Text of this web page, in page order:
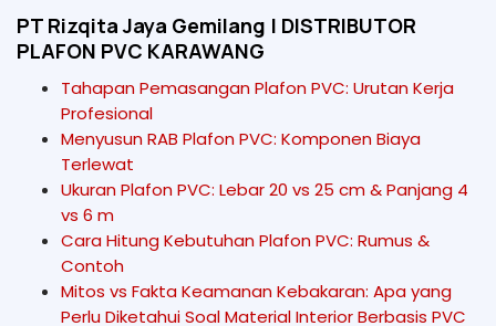
PT Rizqita Jaya Gemilang | DISTRIBUTOR
PLAFON PVC KARAWANG
Tahapan Pemasangan Plafon PVC: Urutan Kerja
Profesional
Menyusun RAB Plafon PVC: Komponen Biaya
Terlewat
Ukuran Plafon PVC: Lebar 20 vs 25 cm & Panjang 4
vs 6 m
Cara Hitung Kebutuhan Plafon PVC: Rumus &
Contoh
Mitos vs Fakta Keamanan Kebakaran: Apa yang
Perlu Diketahui Soal Material Interior Berbasis PVC